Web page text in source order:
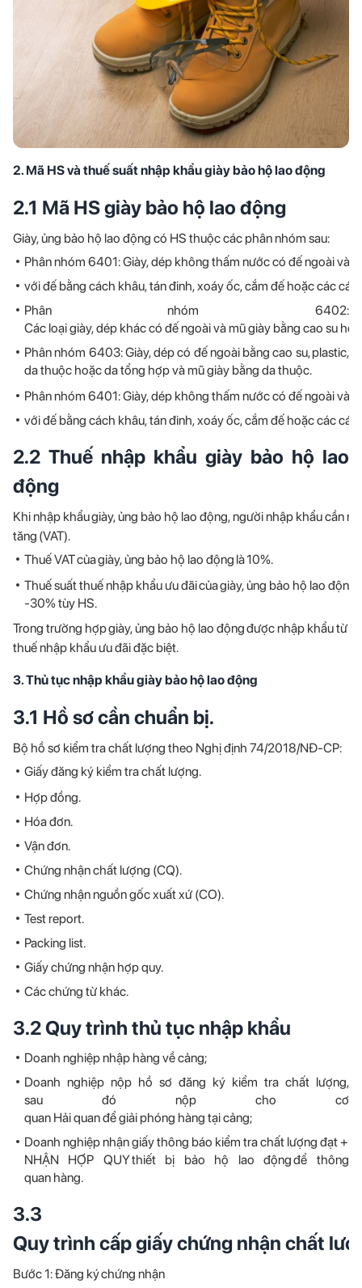
2. Mã HS và thuế suất nhập khẩu giày bảo hộ lao động
2.1 Mã HS giày bảo hộ lao động
Giày, ủng bảo hộ lao động có HS thuộc các phân nhóm sau:
Phân nhóm 6401: Giày, dép không thấm nước có đế ngoài và
với đế bằng cách khâu, tán đinh, xoáy ốc, cắm đế hoặc các
Phân nhóm 6402:
Các loại giày, dép khác có đế ngoài và mũ giày bằng cao su
Phân nhóm 6403: Giày, dép có đế ngoài bằng cao su, plastic,
da thuộc hoặc da tổng hợp và mũ giày bằng da thuộc.
Phân nhóm 6401: Giày, dép không thấm nước có đế ngoài và
với đế bằng cách khâu, tán đinh, xoáy ốc, cắm đế hoặc các
2.2 Thuế nhập khẩu giày bảo hộ lao
động
Khi nhập khẩu giày, ủng bảo hộ lao động, người nhập khẩu cần
tăng (VAT).
Thuế VAT của giày, ủng bảo hộ lao động là 10%.
Thuế suất thuế nhập khẩu ưu đãi của giày, ủng bảo hộ lao động
-30% tùy HS.
Trong trường hợp giày, ủng bảo hộ lao động được nhập khẩu từ
thuế nhập khẩu ưu đãi đặc biệt.
3. Thủ tục nhập khẩu giày bảo hộ lao động
3.1 Hồ sơ cần chuẩn bị.
Bộ hồ sơ kiểm tra chất lượng theo Nghị định 74/2018/NĐ-CP:
Giấy đăng ký kiểm tra chất lượng.
Hợp đồng.
Hóa đơn.
Vận đơn.
Chứng nhận chất lượng (CQ).
Chứng nhận nguồn gốc xuất xứ (CO).
Test report.
Packing list.
Giấy chứng nhận hợp quy.
Các chứng từ khác.
3.2 Quy trình thủ tục nhập khẩu
Doanh nghiệp nhập hàng về cảng;
Doanh nghiệp nộp hồ sơ đăng ký kiểm tra chất lượng,
sau đó nộp cho cơ
quan Hải quan để giải phóng hàng tại cảng;
Doanh nghiệp nhận giấy thông báo kiểm tra chất lượng đạt +
NHẬN HỢP QUY thiết bị bảo hộ lao động để thông
quan hàng.
3.3
Quy trình cấp giấy chứng nhận chất
Bước 1: Đăng ký chứng nhận